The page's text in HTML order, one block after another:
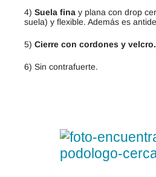
4) Suela fina y plana con drop
suela) y flexible. Además es
5) Cierre con cordones y velcro.
6) Sin contrafuerte.